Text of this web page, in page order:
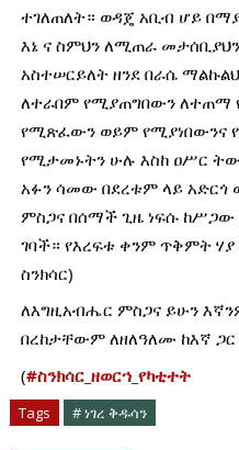
ተገለጠለት። ወዳጄ አቢብ ሆይ
እኔ ና ስምህን ለሚጠራ
አስተሠርይለት ዘንደ በራሴ
ለተራበም የሚያጠግበውን ለተጠማ
የሚጽፈውን ወይም የሚያነበውንና
የሚታመኑትን ሁሉ እስከ ዐሥር
አፉን ሳመው በደረቱም ላይ አድርጎ
ምስጋና በሰማች ጊዜ ነፍሱ
ገባች። የእረፍቱ ቀንም ጥቅምት ሃያ
ስንክሳር)
ለእግዚአብሔር ምስጋና ይሁን
በረከታቸውም ለዘለዓለሙ ከእኛ ጋር
(#ስንክሳር_ዘወርኀ_የካቲተት
Tags # ነገረ ቅዱሳን